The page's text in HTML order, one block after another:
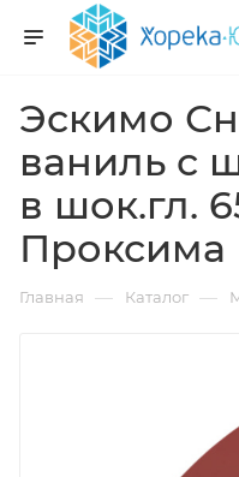
Эскимо
ваниль с
в шок.гл.
Проксима
Главная — Каталог —